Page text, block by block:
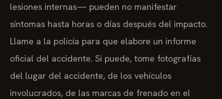
lesiones internas— pueden no manifestar
síntomas hasta horas o días después del impacto.
Llame a la policía para que elabore un informe
oficial del accidente. Si puede, tome fotografías
del lugar del accidente, de los vehículos
involucrados, de las marcas de frenado en el